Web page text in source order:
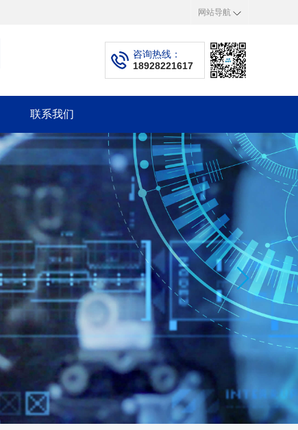
网站导航
咨询热线：
18928221617
联系我们